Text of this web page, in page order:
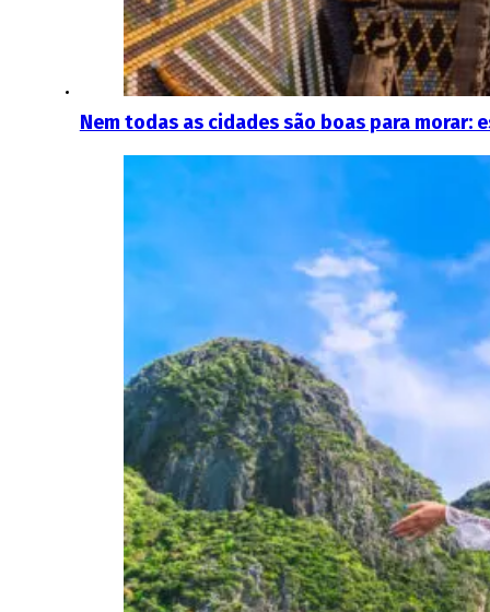
Nem todas as cidades são boas para morar: